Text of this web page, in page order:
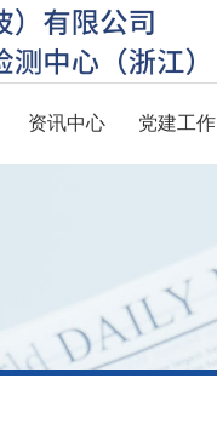
资讯中心 党建工作